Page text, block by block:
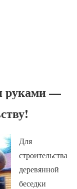
руками —
Для
строительства
деревянной
беседки